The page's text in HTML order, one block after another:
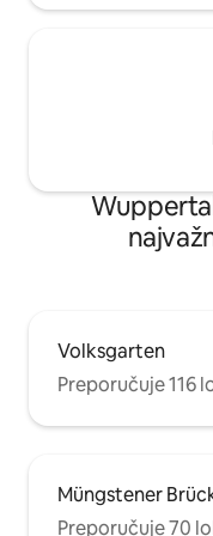
Volksgarten
Preporučuje 116
Müngstener
Preporučuje 70